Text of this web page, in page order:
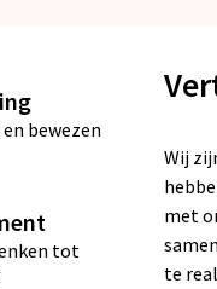
bewezen
tot
Wij
met
te